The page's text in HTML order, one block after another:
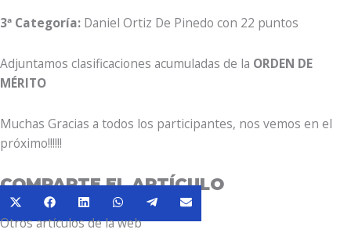
3ª Categoría: Daniel Ortiz De Pinedo con 22 puntos
Adjuntamos clasificaciones acumuladas de la ORDEN DE
MÉRITO
Muchas Gracias a todos los participantes, nos vemos en el
próximo!!!!!!
COMPARTE EL ARTÍCULO
Compartir
en
(Twitter)
Compartir
en
FacebookCompartir
en
LinkedInCompartir
en
WhatsAppCompartir
en
TelegramCompartir
en
Otros artículos de la web